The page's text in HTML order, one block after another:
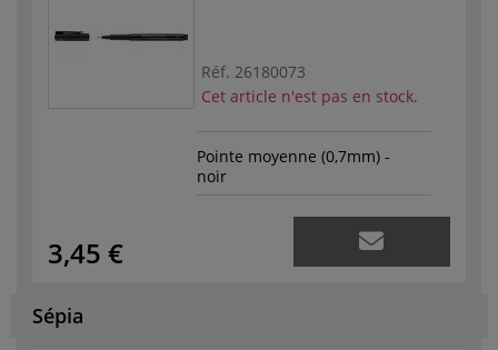
Réf. 26180073
Cet article n'est pas en stock.
Pointe moyenne (0,7mm) -
noir
3,45 €
Sépia